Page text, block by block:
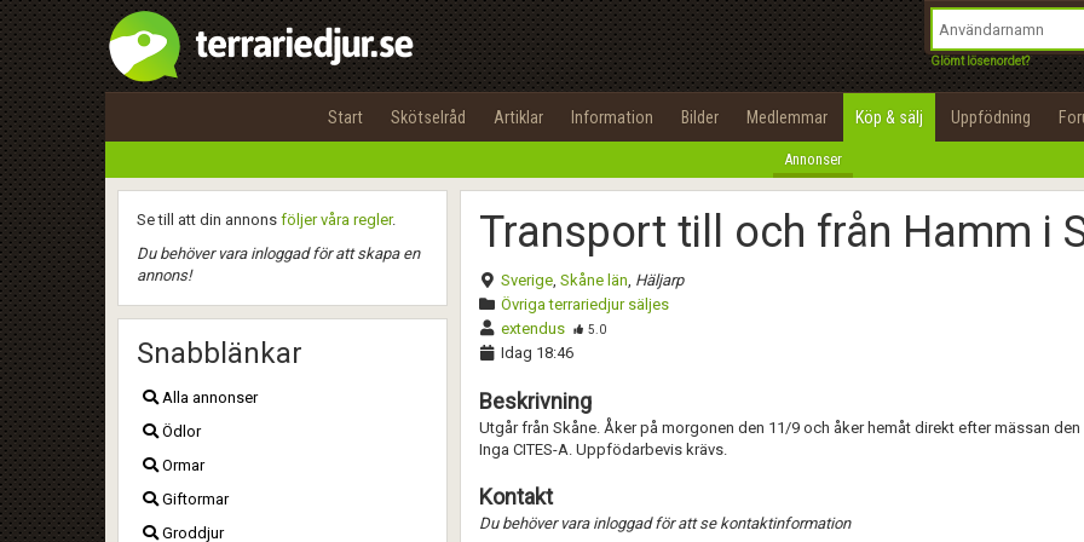
Glömt lösenordet?
Start Skötselråd Artiklar Information Bilder Medlemmar Köp & sälj Uppfödning
Annonser
Se till att din annons följer våra regler.
Du behöver vara inloggad för att skapa en
annons!
Snabblänkar
Alla annonser
Ödlor
Ormar
Giftormar
Groddjur
Transport till och från Hamm i
Sverige, Skåne län, Häljarp
Övriga terrariedjur säljes
extendus
5.0
Idag 18:46
Beskrivning
Utgår från Skåne. Åker på morgonen den 11/9 och åker hemåt direkt efter mässan den
Inga CITES-A. Uppfödarbevis krävs.
Kontakt
Du behöver vara inloggad för att se kontaktinformation
Namn:
Beskrivning:
Alla Positiva Negativa
Spara
Utför
100%
OK
integritetspolicy
Namn:
Epost:
Lösenord:
Terms of Service
Begär nytt lösenord
Tillbaka till förstasidan